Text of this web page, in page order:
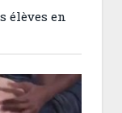
élèves en